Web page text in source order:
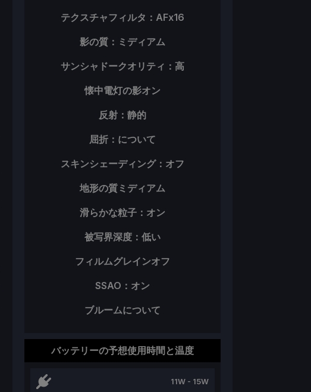
テクスチャフィルタ：AFx16
影の質：ミディアム
サンシャドークオリティ：高
懐中電灯の影オン
反射：静的
屈折：について
スキンシェーディング：オフ
地形の質ミディアム
滑らかな粒子：オン
被写界深度：低い
フィルムグレインオフ
SSAO：オン
ブルームについて
バッテリーの予想使用時間と温度
11W - 15W